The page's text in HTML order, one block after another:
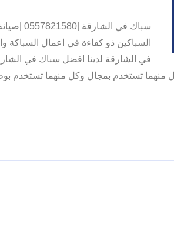
سباك في
السباكين ذو كفاءة في اعمال السباكة
في الشارقة لدينا افضل سباك في
منهما تستخدم بمجال وكل منهما تستخدم